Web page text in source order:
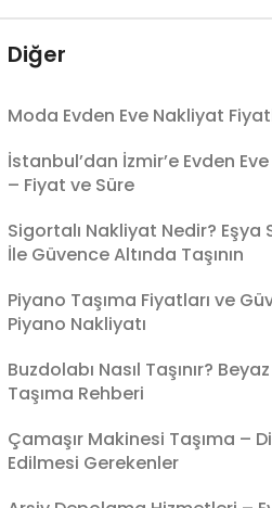
Diğer
Moda Evden Eve Nakliyat
İstanbul’dan İzmir’e Evden
– Fiyat ve Süre
Sigortalı Nakliyat Nedir? Eşya
İle Güvence Altında Taşının
Piyano Taşıma Fiyatları ve
Piyano Nakliyatı
Buzdolabı Nasıl Taşınır?
Taşıma Rehberi
Çamaşır Makinesi Taşıma –
Edilmesi Gerekenler